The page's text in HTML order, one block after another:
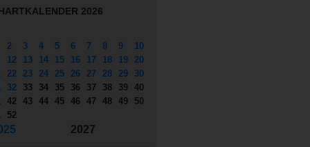
2026
2 3 4 5 6 7 8 9
10
12 13 14 15 16 17 18 19
20
22 23 24 25 26 27 28 29
30
32 33 34 35 36 37 38 39 40
42 43 44 45 46 47 48 49
50
52
2027